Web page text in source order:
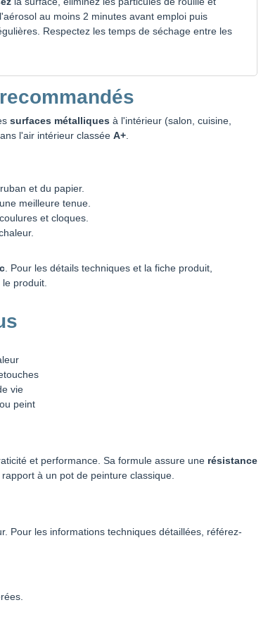
au moins 2 minutes avant emploi puis
Respectez les temps de séchage entre les
surfaces métalliques à l'intérieur (salon, cuisine,
l'air intérieur classée A+.
et du papier.
meilleure tenue.
et cloques.
. Pour les détails techniques et la fiche produit,
produit.
vie
peint
et performance. Sa formule assure une résistance
à un pot de peinture classique.
Pour les informations techniques détaillées, référez-